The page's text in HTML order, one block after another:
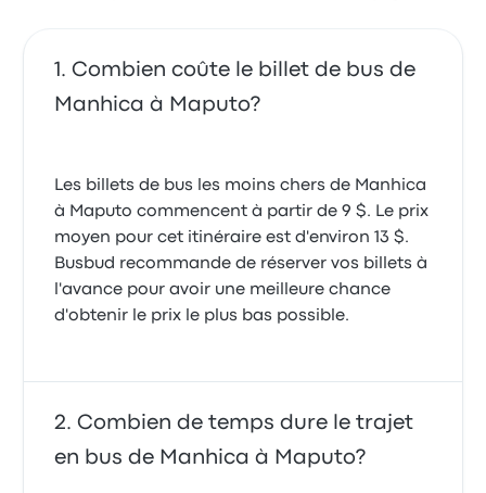
Combien coûte le billet de bus de
Manhica à Maputo?
Les billets de bus les moins chers de Manhica
à Maputo commencent à partir de 9 $. Le prix
moyen pour cet itinéraire est d'environ 13 $.
Busbud recommande de réserver vos billets à
l'avance pour avoir une meilleure chance
d'obtenir le prix le plus bas possible.
Combien de temps dure le trajet
en bus de Manhica à Maputo?